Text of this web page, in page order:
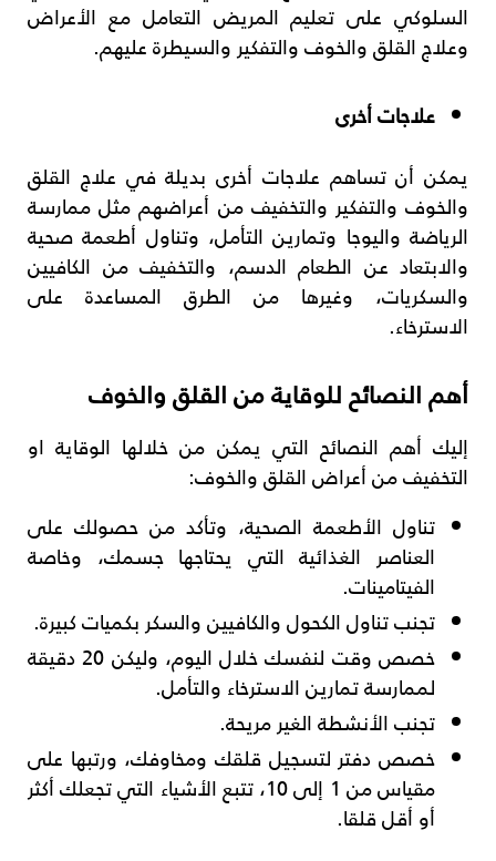
السلوكي على تعليم المريض التعامل مع الأعراض
وعلاج القلق والخوف والتفكير والسيطرة عليهم.
علاجات أخرى
يمكن أن تساهم علاجات أخرى بديلة في علاج القلق
والخوف والتفكير والتخفيف من أعراضهم مثل ممارسة
الرياضة واليوجا وتمارين التأمل، وتناول أطعمة صحية
والابتعاد عن الطعام الدسم، والتخفيف من الكافيين
والسكريات، وغيرها من الطرق المساعدة على
الاسترخاء.
أهم النصائح للوقاية من القلق والخوف
إليك أهم النصائح التي يمكن من خلالها الوقاية او
التخفيف من أعراض القلق والخوف:
تناول الأطعمة الصحية، وتأكد من حصولك على
العناصر الغذائية التي يحتاجها جسمك، وخاصة
الفيتامينات.
تجنب تناول الكحول والكافيين والسكر بكميات كبيرة.
خصص وقت لنفسك خلال اليوم، وليكن 20 دقيقة
لممارسة تمارين الاسترخاء والتأمل.
تجنب الأنشطة الغير مريحة.
خصص دفتر لتسجيل قلقك ومخاوفك، ورتبها على
مقياس من 1 إلى 10، تتبع الأشياء التي تجعلك أكثر
أو أقل قلقا.